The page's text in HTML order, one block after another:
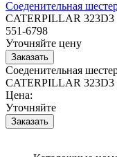
Соеденительная
CATERPILLAR 323D3
551-6798
Уточняйте цену
Соеденительная
CATERPILLAR 323D3
Цена:
Уточняйте